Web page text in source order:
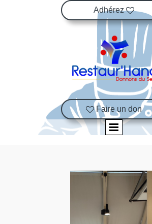
Adhérez
Faire un don